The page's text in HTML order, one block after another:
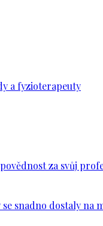
a fyzioterapeuty
za svůj
snadno dostaly na